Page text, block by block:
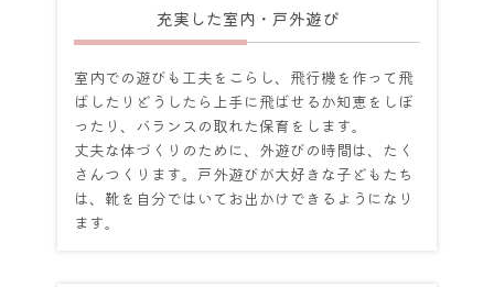
充実した室内・戸外遊び
室内での遊びも工夫をこらし、飛行機を作って飛
ばしたりどうしたら上手に飛ばせるか知恵をしぼ
ったり、バランスの取れた保育をします。
丈夫な体づくりのために、外遊びの時間は、たく
さんつくります。戸外遊びが大好きな子どもたち
は、靴を自分ではいてお出かけできるようになり
ます。